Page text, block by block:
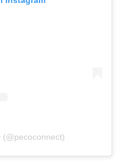
(@pecoconnect)